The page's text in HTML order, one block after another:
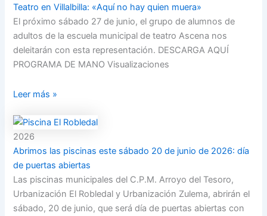
Teatro en Villalbilla: «Aquí no hay quien muera»
El próximo sábado 27 de junio, el grupo de alumnos de
adultos de la escuela municipal de teatro Ascena nos
deleitarán con esta representación. DESCARGA AQUÍ
PROGRAMA DE MANO Visualizaciones
Leer más »
2026
Abrimos las piscinas este sábado 20 de junio de 2026: día
de puertas abiertas
Las piscinas municipales del C.P.M. Arroyo del Tesoro,
Urbanización El Robledal y Urbanización Zulema, abrirán el
sábado, 20 de junio, que será día de puertas abiertas con